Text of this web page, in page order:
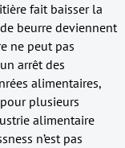
fait baisser la
beurre deviennent
ne peut pas
arrêt des
alimentaires,
plusieurs
alimentaire
n’est pas